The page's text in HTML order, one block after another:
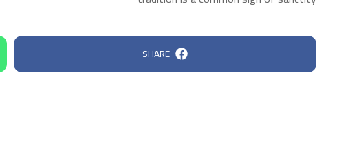
SHARE